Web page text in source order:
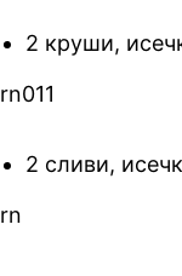
2 круши,
rn011
2 сливи,
rn